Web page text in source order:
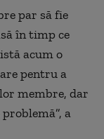
par să fie
în timp ce
acum o
pentru a
membre, dar
a